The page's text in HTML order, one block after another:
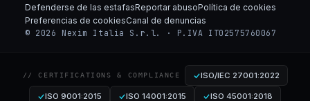
Defenderse de las estafasReportar abusoPolítica de cookies
Preferencias de cookiesCanal de denuncias
© 2026 Nexim Italia S.r.l. · P.IVA IT02575760067
// CERTIFICATIONS & COMPLIANCE ISO/IEC 27001:2022
ISO 9001:2015 ISO 14001:2015 ISO 45001:2018